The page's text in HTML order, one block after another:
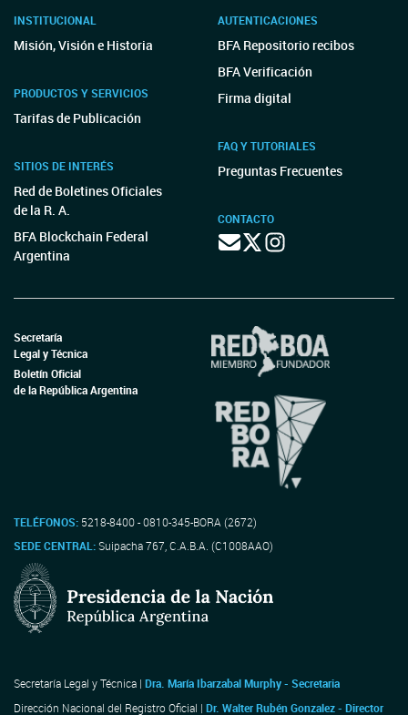
INSTITUCIONAL
Misión, Visión e Historia
PRODUCTOS Y SERVICIOS
Tarifas de Publicación
SITIOS DE INTERÉS
Red de Boletines Oficiales
de la R. A.
BFA Blockchain Federal
Argentina
AUTENTICACIONES
BFA Repositorio recibos
BFA Verificación
Firma digital
FAQ Y TUTORIALES
Preguntas Frecuentes
CONTACTO
Secretaría
Legal y Técnica
Boletín Oficial
de la República Argentina
TELÉFONOS: 5218-8400 - 0810-345-BORA (2672)
SEDE CENTRAL:Suipacha 767, C.A.B.A. (C1008AAO)
Secretaría Legal y Técnica | Dra. María Ibarzabal Murphy - Secretaria
Dirección Nacional del Registro Oficial | Dr. Walter Rubén Gonzalez - Director